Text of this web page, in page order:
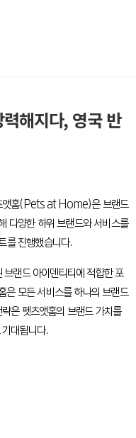
해지다, 영국 반
앳홈(Pets at Home)은 브랜드
양한 하위 브랜드와 서비스를
를 진행했습니다.
랜드 아이덴티티에 적합한 포
은 모든 서비스를 하나의 브랜드
은 펫츠앳홈의 브랜드 가치를
대됩니다.